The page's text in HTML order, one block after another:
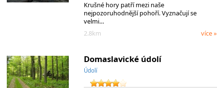
Krušné hory patří mezi naše
nejpozoruhodnější pohoří. Vyznačují se
velmi…
2.8km
více »
Domaslavické údolí
Údolí